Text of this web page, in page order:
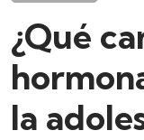
¿Qué
la